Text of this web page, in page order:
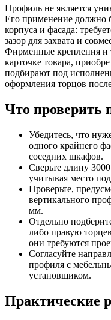
Профиль не является
Его применение должно
корпуса и фасада:
зазор для захвата и
Фирменные крепления и
карточке товара,
подбирают под
оформления торцов
Что проверить
Убедитесь, что
одного крайнего
соседних шкафов.
Сверьте длину
учитывая место
Проверьте,
вертикального
мм.
Отдельно
либо правую
они требуются
Согласуйте
профиля с
установщиком.
Практические